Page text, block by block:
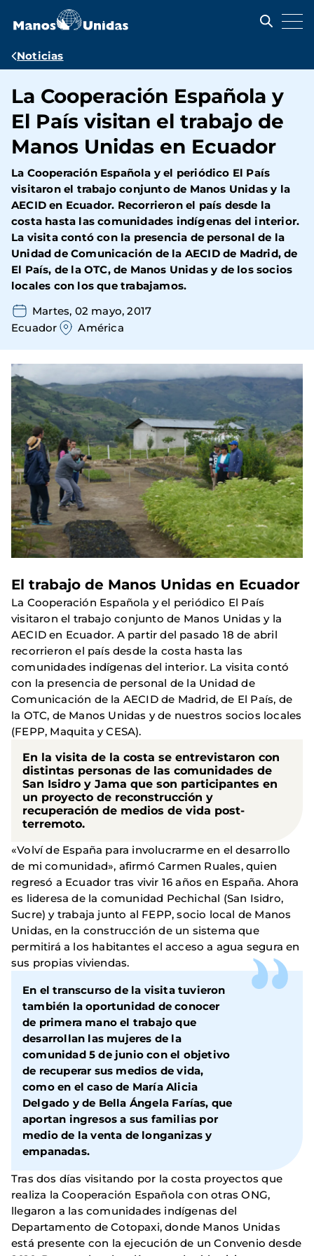
contenido
Ruta
navegación
Noticias
La Cooperación Española y
El País visitan el trabajo de
Manos Unidas en Ecuador
La Cooperación Española y el periódico El País
visitaron el trabajo conjunto de Manos Unidas y la
AECID en Ecuador. Recorrieron el país desde la
costa hasta las comunidades indígenas del interior.
La visita contó con la presencia de personal de la
Unidad de Comunicación de la AECID de Madrid, de
El País, de la OTC, de Manos Unidas y de los socios
locales con los que trabajamos.
Martes, 02 mayo, 2017
Ecuador
América
El trabajo de Manos Unidas en Ecuador
La Cooperación Española y el periódico El País
visitaron el trabajo conjunto de Manos Unidas y la
AECID en Ecuador. A partir del pasado 18 de abril
recorrieron el país desde la costa hasta las
comunidades indígenas del interior. La visita contó
con la presencia de personal de la Unidad de
Comunicación de la AECID de Madrid, de El País, de
la OTC, de Manos Unidas y de nuestros socios locales
(FEPP, Maquita y CESA).
En la visita de la costa se entrevistaron con
distintas personas de las comunidades de
San Isidro y Jama que son participantes en
un proyecto de reconstrucción y
recuperación de medios de vida post-
terremoto.
«Volví de España para involucrarme en el desarrollo
de mi comunidad», afirmó Carmen Ruales, quien
regresó a Ecuador tras vivir 16 años en España. Ahora
es lideresa de la comunidad Pechichal (San Isidro,
Sucre) y trabaja junto al FEPP, socio local de Manos
Unidas, en la construcción de un sistema que
permitirá a los habitantes el acceso a agua segura en
sus propias viviendas.
En el transcurso de la visita tuvieron
también la oportunidad de conocer
de primera mano el trabajo que
desarrollan las mujeres de la
comunidad 5 de junio con el objetivo
de recuperar sus medios de vida,
como en el caso de María Alicia
Delgado y de Bella Ángela Farías, que
aportan ingresos a sus familias por
medio de la venta de longanizas y
empanadas.
Tras dos días visitando por la costa proyectos que
realiza la Cooperación Española con otras ONG,
llegaron a las comunidades indígenas del
Departamento de Cotopaxi, donde Manos Unidas
está presente con la ejecución de un Convenio desde